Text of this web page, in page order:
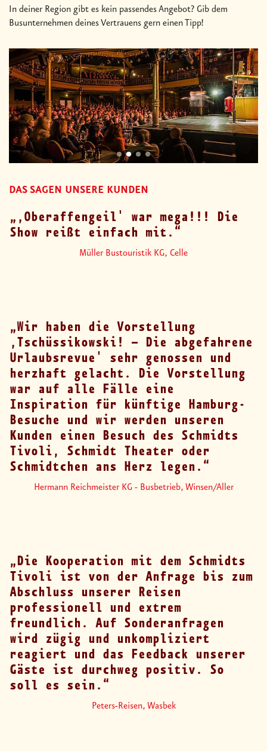
In deiner Region gibt es kein passendes Angebot? Gib dem
Busunternehmen deines Vertrauens gern einen Tipp!
DAS SAGEN UNSERE KUNDEN
‚Oberaffengeil' war mega!!! Die
Show reißt einfach mit.
Müller Bustouristik KG, Celle
Wir haben die Vorstellung
‚Tschüssikowski! – Die abgefahrene
Urlaubsrevue' sehr genossen und
herzhaft gelacht. Die Vorstellung
war auf alle Fälle eine
Inspiration für künftige Hamburg-
Besuche und wir werden unseren
Kunden einen Besuch des Schmidts
Tivoli, Schmidt Theater oder
Schmidtchen ans Herz legen.
Hermann Reichmeister KG - Busbetrieb, Winsen/Aller
Die Kooperation mit dem Schmidts
Tivoli ist von der Anfrage bis zum
Abschluss unserer Reisen
professionell und extrem
freundlich. Auf Sonderanfragen
wird zügig und unkompliziert
reagiert und das Feedback unserer
Gäste ist durchweg positiv. So
soll es sein.
Peters-Reisen, Wasbek